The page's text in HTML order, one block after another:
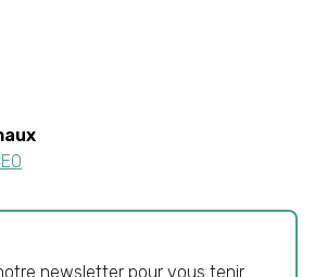
newsletter pour vous tenir